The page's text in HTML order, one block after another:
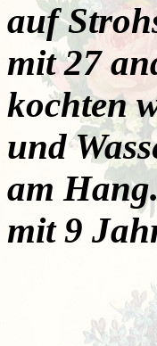
auf
mit 27
kochten
und
am
mit 9